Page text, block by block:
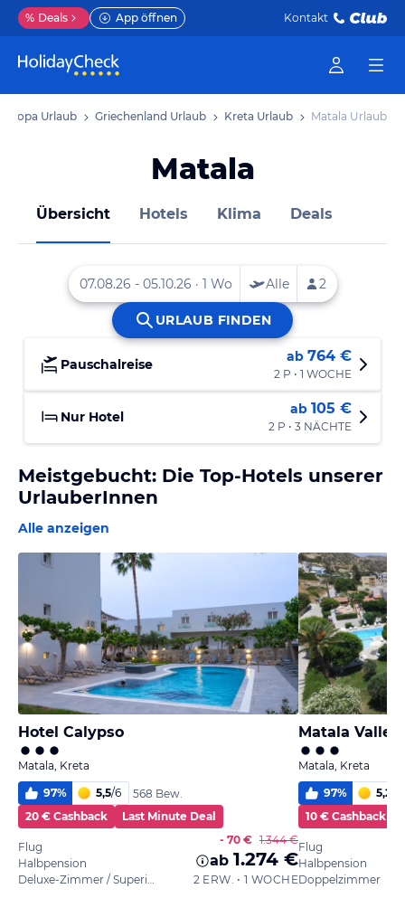
% Deals App öffnen Kontakt
Urlaub Griechenland Urlaub Kreta Urlaub Matala Urlaub
Matala
Übersicht Hotels Klima Deals
Pauschalreise ab 764 €
2 P • 1 WOCHE
Nur Hotel ab 105 €
2 P • 3 NÄCHTE
Meistgebucht: Die Top-Hotels unserer
UrlauberInnen
Alle anzeigen
Hotel Calypso
Matala, Kreta
97% 5,5/6
568 Bew.
20 € Cashback
Last Minute Deal
Flug
Halbpension
Deluxe-Zimmer / Superior
- 70 € 1.344 €
ab 1.274 €
2 ERW. • 1 WOCHE
Matala
Matala, Kreta
97% 5,2
10 € Cashback
Flug
Halbpension
Doppelzimmer